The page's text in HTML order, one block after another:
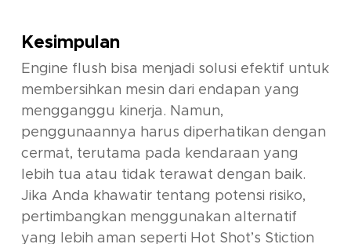
Kesimpulan
Engine flush bisa menjadi solusi efektif untuk
membersihkan mesin dari endapan yang
mengganggu kinerja. Namun,
penggunaannya harus diperhatikan dengan
cermat, terutama pada kendaraan yang
lebih tua atau tidak terawat dengan baik.
Jika Anda khawatir tentang potensi risiko,
pertimbangkan menggunakan alternatif
yang lebih aman seperti Hot Shot’s Stiction